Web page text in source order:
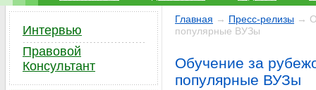
Главная → Пресс-релизы →
популярные ВУЗы
Обучение за
популярные ВУЗы
Интервью
Правовой
Консультант